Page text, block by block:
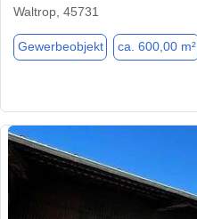
Waltrop, 45731
Gewerbeobjekt ca. 600,00 m²